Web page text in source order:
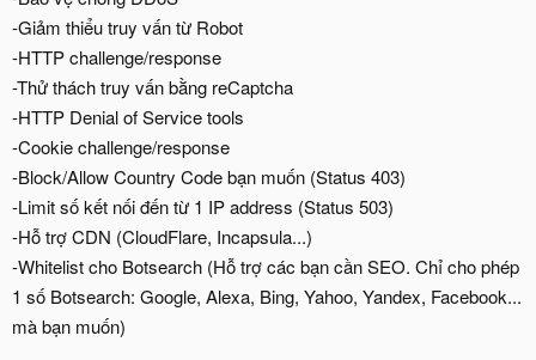
-Giảm thiểu truy vấn từ Robot
-HTTP challenge/response
-Thử thách truy vấn bằng reCaptcha
-HTTP Denial of Service tools
-Cookie challenge/response
-Block/Allow Country Code bạn muốn (Status 403)
-Limit số kết nối đến từ 1 IP address (Status 503)
-Hỗ trợ CDN (CloudFlare, Incapsula...)
-Whitelist cho Botsearch (Hỗ trợ các bạn cần SEO. Chỉ cho phép
1 số Botsearch: Google, Alexa, Bing, Yahoo, Yandex, Facebook...
mà bạn muốn)